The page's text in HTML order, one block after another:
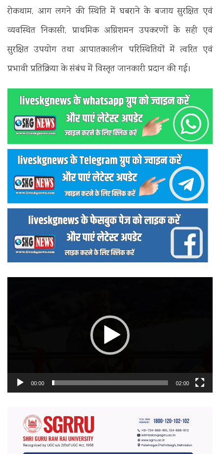
रोकथाम, आग लगने की स्थिति में घबराने के बजाय सुरक्षित एवं
व्यवस्थित निकासी, प्राथमिक अग्निशमन उपकरणों के सही एवं
सुरक्षित उपयोग तथा आपातकालीन परिस्थितियों में त्वरित एवं
प्रभावी प्रतिक्रिया के संबंध में विस्तृत जानकारी प्रदान की गई।
00:00 02:00